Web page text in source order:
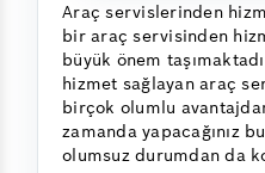
Araç servislerinden
bir araç servisinden
büyük önem
hizmet sağlayan araç
birçok olumlu
zamanda yapacağınız
olumsuz durumdan da